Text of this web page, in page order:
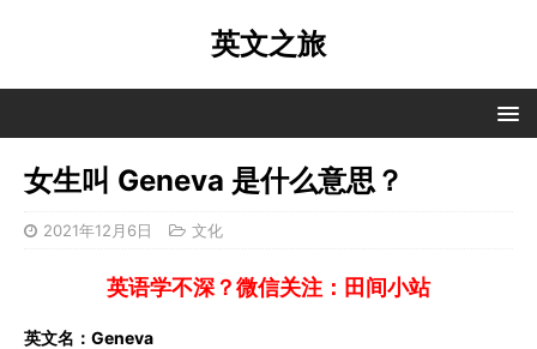
英文之旅
女生叫 Geneva 是什么意思？
2021年12月6日 文化
英语学不深？微信关注：田间小站
英文名：Geneva